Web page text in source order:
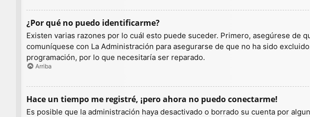
¿Por qué no puedo identificarme?
Existen varias razones por lo cuál esto puede suceder. Primero, asegúrese
comuníquese con La Administración para asegurarse de que no ha sido
programación, por lo que necesitaría ser reparado.
Arriba
Hace un tiempo me registré, ¡pero ahora no puedo conectarme!
Es posible que la administración haya desactivado o borrado su cuenta por